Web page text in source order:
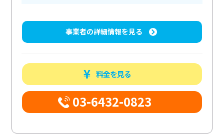
事業者の詳細情報を見る
料金を見る
03-6432-0823